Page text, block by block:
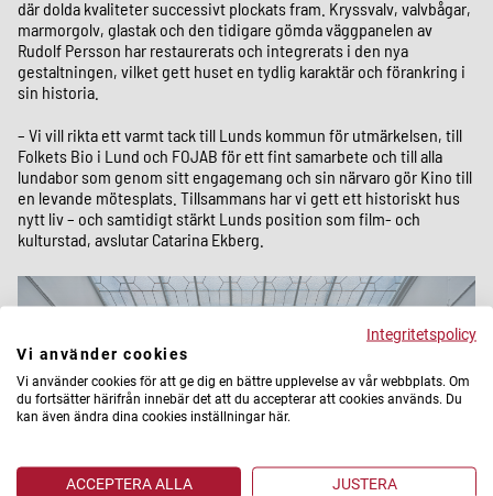
där dolda kvaliteter successivt plockats fram. Kryssvalv, valvbågar,
marmorgolv, glastak och den tidigare gömda väggpanelen av
Rudolf Persson har restaurerats och integrerats i den nya
gestaltningen, vilket gett huset en tydlig karaktär och förankring i
sin historia.
– Vi vill rikta ett varmt tack till Lunds kommun för utmärkelsen, till
Folkets Bio i Lund och FOJAB för ett fint samarbete och till alla
lundabor som genom sitt engagemang och sin närvaro gör Kino till
en levande mötesplats. Tillsammans har vi gett ett historiskt hus
nytt liv – och samtidigt stärkt Lunds position som film- och
kulturstad, avslutar Catarina Ekberg.
Integritetspolicy
Vi använder cookies
Vi använder cookies för att ge dig en bättre upplevelse av vår webbplats. Om
du fortsätter härifrån innebär det att du accepterar att cookies används. Du
kan även ändra dina cookies inställningar här.
ACCEPTERA ALLA JUSTERA